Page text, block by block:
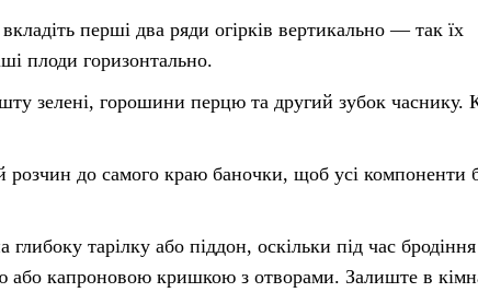
перші два ряди огірків вертикально — так їх
плоди горизонтально.
зелені, горошини перцю та другий зубок часнику.
розчин до самого краю баночки, щоб усі компоненти
глибоку тарілку або піддон, оскільки під час
або капроновою кришкою з отворами. Залиште в